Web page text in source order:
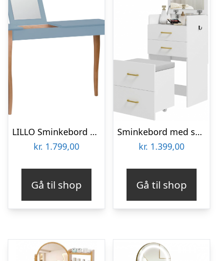
LILLO Sminkebord med spejl 105x35cm Gentle Blue
kr. 1.799,00
Gå til shop
Sminkebord med spejl i MDF og polyester H90 x B48 x D40 cm – Hvid
kr. 1.399,00
Gå til shop